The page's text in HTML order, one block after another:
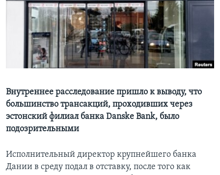
Learning English
СОЦИАЛЬНЫЕ СЕТИ
Языки
Внутреннее расследование пришло к выводу, что
большинство трансакций, проходивших через
эстонский филиал банка Danske Bank, было
подозрительными
Исполнительный директор крупнейшего банка
Дании в среду подал в отставку, после того как